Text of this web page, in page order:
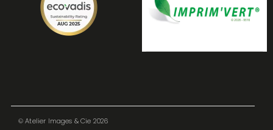
© Atelier Images & Cie 2026